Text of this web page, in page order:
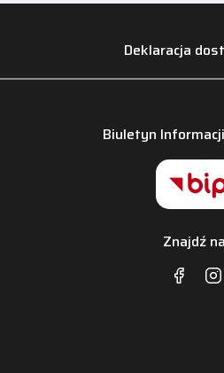
Deklaracja
Biuletyn
Znajdź